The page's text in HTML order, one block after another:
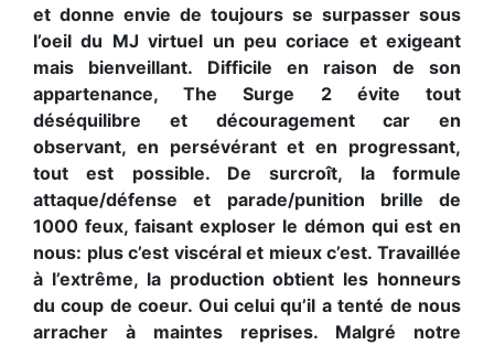
et donne envie de toujours se surpasser sous
l’oeil du MJ virtuel un peu coriace et exigeant
mais bienveillant. Difficile en raison de son
appartenance, The Surge 2 évite tout
déséquilibre et découragement car en
observant, en persévérant et en progressant,
tout est possible. De surcroît, la formule
attaque/défense et parade/punition brille de
1000 feux, faisant exploser le démon qui est en
nous: plus c’est viscéral et mieux c’est. Travaillée
à l’extrême, la production obtient les honneurs
du coup de coeur. Oui celui qu’il a tenté de nous
arracher à maintes reprises. Malgré notre